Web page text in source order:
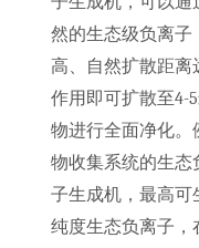
然的生态级负离子
高、自然扩散距离
作用即可扩散至4-
物进行全面净化。
物收集系统的生态
子生成机，最高可
纯度生态负离子，